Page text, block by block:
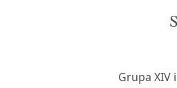
Grupa XIV